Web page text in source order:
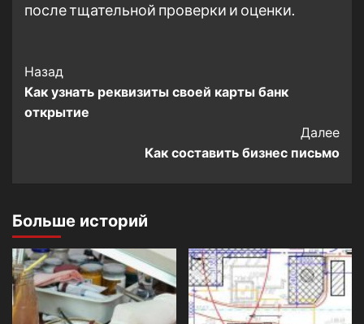
после тщательной проверки и оценки.
Post
Navigation
Назад
Как узнать реквизиты своей карты банк
открытие
Далее
Как составить бизнес письмо
Больше историй